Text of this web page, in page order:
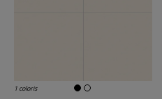
1 coloris